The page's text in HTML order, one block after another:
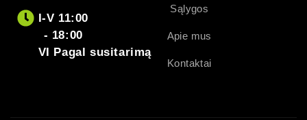
I-V 11:00
- 18:00
VI Pagal susitarimą
Sąlygos
Apie mus
Kontaktai